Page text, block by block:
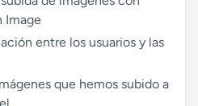
Image
entre los usuarios y las
que hemos subido a